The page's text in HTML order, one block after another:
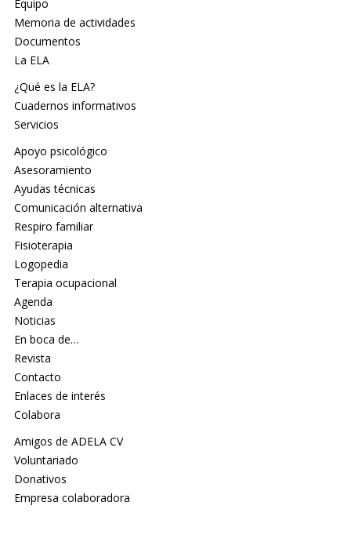
Equipo
Memoria de actividades
Documentos
La ELA
¿Qué es la ELA?
Cuadernos informativos
Servicios
Apoyo psicológico
Asesoramiento
Ayudas técnicas
Comunicación alternativa
Respiro familiar
Fisioterapia
Logopedia
Terapia ocupacional
Agenda
Noticias
En boca de…
Revista
Contacto
Enlaces de interés
Colabora
Amigos de ADELA CV
Voluntariado
Donativos
Empresa colaboradora